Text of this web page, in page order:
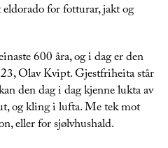
for fotturar, jakt og
600 åra, og i dag er den
Olav Kvipt. Gjestfriheita står
den dag i dag kjenne lukta av
og kling i lufta. Me tek mot
eller for sjølvhushald.